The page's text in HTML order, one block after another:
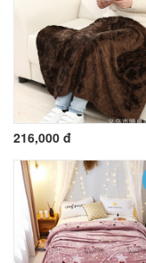
216,000 đ